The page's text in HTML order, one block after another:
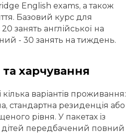
English exams, а також
Базовий курс для
занять англійської на
- 30 занять на тиждень.
харчування
варіантів проживання:
стандартна резиденція або
рівня. У пакетах із
передбачений повний